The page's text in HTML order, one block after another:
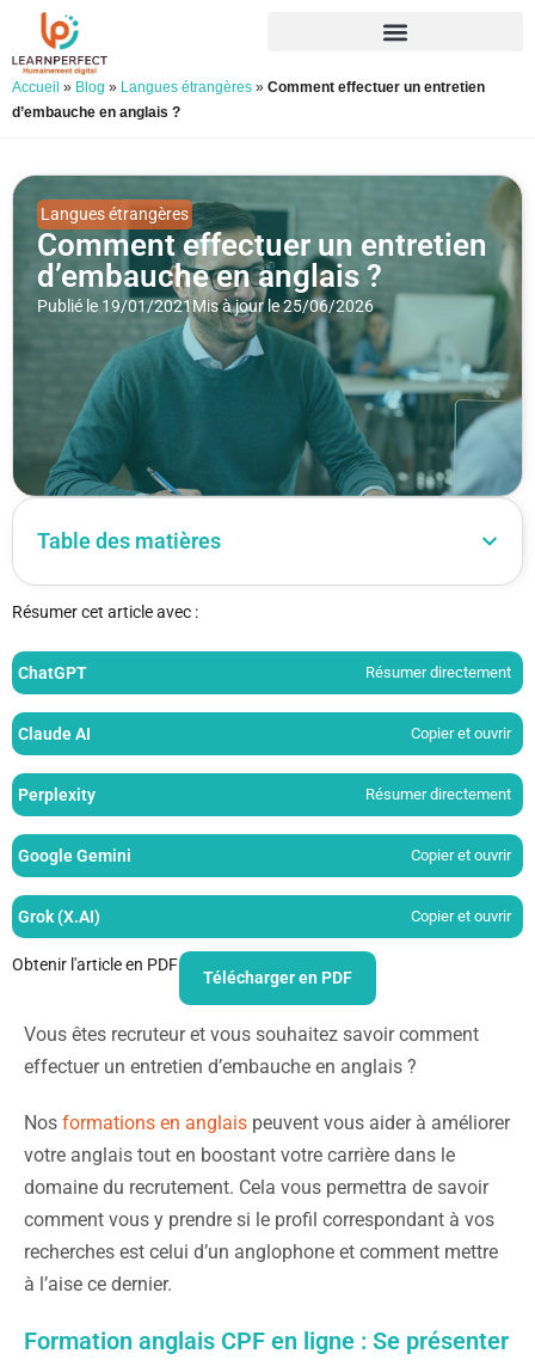
Accueil » Blog » Langues étrangères » Comment effectuer un entretien
d’embauche en anglais ?
Langues étrangères
Comment effectuer un entretien
d’embauche en anglais ?
Publié le 19/01/2021Mis à jour le 25/06/2026
Table des matières
Résumer cet article avec :
ChatGPT Résumer directement
Claude AI Copier et ouvrir
Perplexity Résumer directement
Google Gemini Copier et ouvrir
Grok (X.AI) Copier et ouvrir
Obtenir l'article en PDF
Télécharger en PDF
Vous êtes recruteur et vous souhaitez savoir comment
effectuer un entretien d’embauche en anglais ?
Nos formations en anglais peuvent vous aider à améliorer
votre anglais tout en boostant votre carrière dans le
domaine du recrutement. Cela vous permettra de savoir
comment vous y prendre si le profil correspondant à vos
recherches est celui d’un anglophone et comment mettre
à l’aise ce dernier.
Formation anglais CPF en ligne : Se présenter